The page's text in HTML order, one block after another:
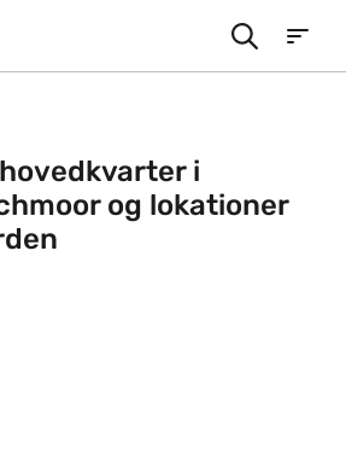
i
og lokationer